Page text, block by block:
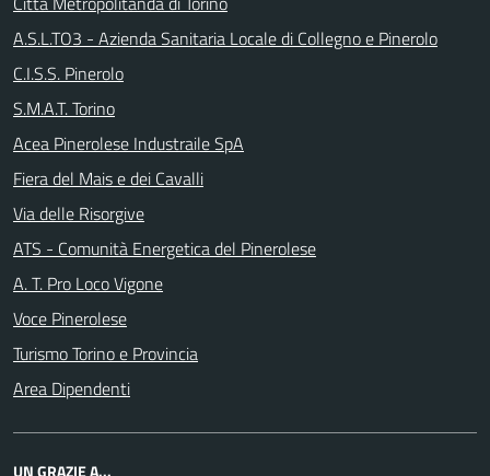
A.S.L.TO3 - Azienda Sanitaria Locale di Collegno e Pinerolo
C.I.S.S. Pinerolo
S.M.A.T. Torino
Acea Pinerolese Industraile SpA
Fiera del Mais e dei Cavalli
Via delle Risorgive
ATS - Comunità Energetica del Pinerolese
A. T. Pro Loco Vigone
Voce Pinerolese
Turismo Torino e Provincia
Area Dipendenti
UN GRAZIE A...